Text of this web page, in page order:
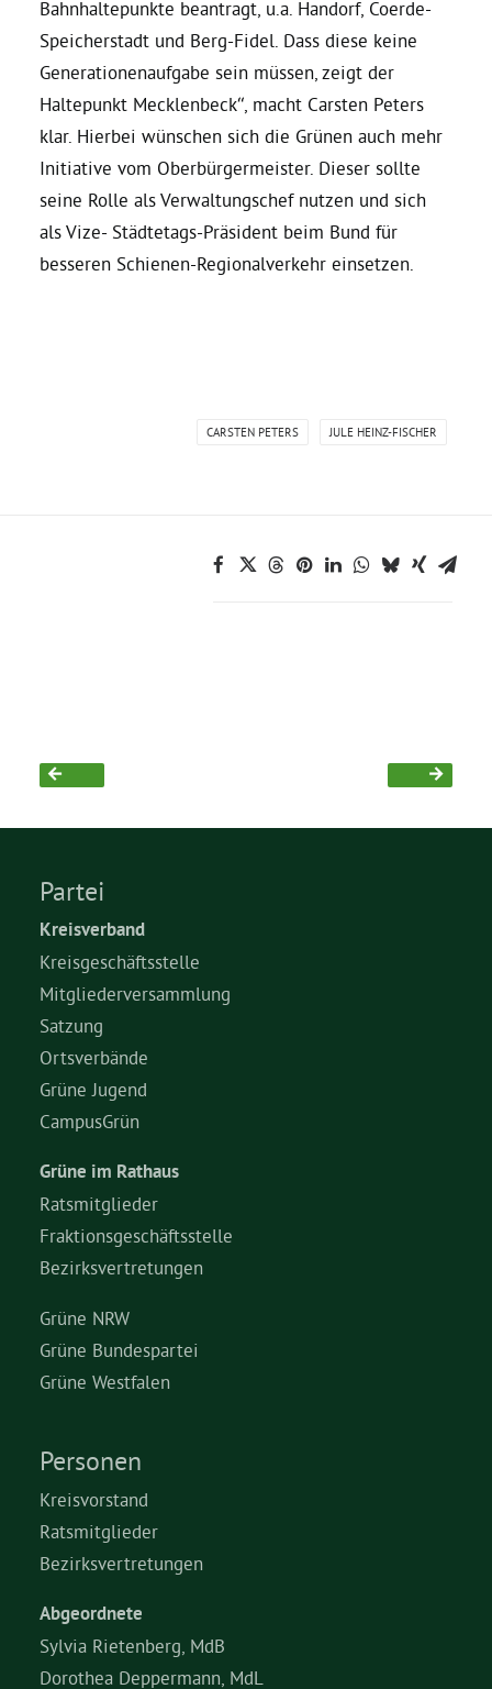
Bahnhaltepunkte beantragt, u.a. Handorf, Coerde-
Speicherstadt und Berg-Fidel. Dass diese keine
Generationenaufgabe sein müssen, zeigt der
Haltepunkt Mecklenbeck“, macht Carsten Peters
klar. Hierbei wünschen sich die Grünen auch mehr
Initiative vom Oberbürgermeister. Dieser sollte
seine Rolle als Verwaltungschef nutzen und sich
als Vize- Städtetags-Präsident beim Bund für
besseren Schienen-Regionalverkehr einsetzen.
CARSTEN PETERS JULE HEINZ-FISCHER
Partei
Kreisverband
Kreisgeschäftsstelle
Mitgliederversammlung
Satzung
Ortsverbände
Grüne Jugend
CampusGrün
Grüne im Rathaus
Ratsmitglieder
Fraktionsgeschäftsstelle
Bezirksvertretungen
Grüne NRW
Grüne Bundespartei
Grüne Westfalen
Personen
Kreisvorstand
Ratsmitglieder
Bezirksvertretungen
Abgeordnete
Sylvia Rietenberg, MdB
Dorothea Deppermann, MdL